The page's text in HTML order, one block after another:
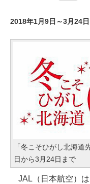
2018年1月9日～3月24
「冬こそひがし北海
日から3月24日まで
JAL（日本航空）は